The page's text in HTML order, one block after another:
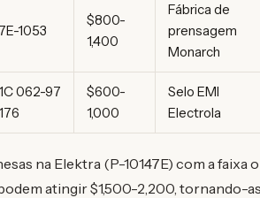
7E-1053
$800-
1,400
Fábrica de
prensagem
Monarch
062-97
$600-
1,000
Selo EMI
Electrola
na Elektra (P-10147E) com a faixa
atingir $1,500-2,200, tornando-